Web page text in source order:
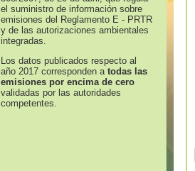
el suministro de información sobre
emisiones del Reglamento E - PRTR
y de las autorizaciones ambientales
integradas.
Los datos publicados respecto al
año 2017 corresponden atodas las
emisiones por encima de cero
validadas por las autoridades
competentes.